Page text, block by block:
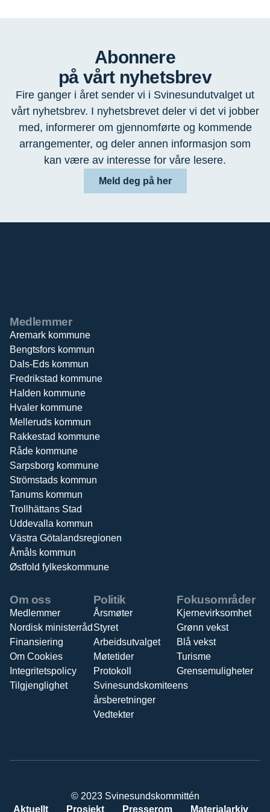
Abonnere
på vårt nyhetsbrev
Fire ganger i året sender vi i Svinesundutvalget ut
vårt nyhetsbrev. I nyhetsbrevet deler vi det vi jobber
med, informerer om gjennomførte og kommende
arrangementer, og deler annen informasjon som
kan være av interesse for våre lesere.
Meld deg på her
Medlemmer
Aremark kommune
Bengtsfors kommun
Dals-Eds kommun
Fredrikstad kommune
Halden kommune
Hvaler kommune
Melleruds kommun
Rakkestad kommune
Råde kommune
Sarpsborg kommune
Strömstads kommun
Tanums kommun
Trollhättans Stad
Uddevalla kommun
Västra Götalandsregionen
Åmåls kommun
Østfold fylkeskommune
Om oss
Medlemmer
Nordisk ministerråd
Finansiering
Om Cookies
Integritetspolicy
Tilgjenglighet
Politik
Årsmøter
Styret
Arbeidsutvalget
Møtetider
Protokoll
Svinesundskomiteens
årsberetninger
Vedtekter
Fokusområder
Kjernevirksomhet
Grønn vekst
Blå vekst
Turisme
Grensemuligheter
© 2023 Svinesundskommittén
Aktuellt
Prosjekt Presserom Materialarkiv